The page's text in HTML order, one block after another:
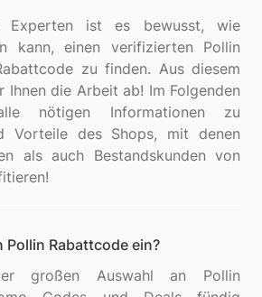
Experten ist es bewusst, wie
kann, einen verifizierten Pollin
zu finden. Aus diesem
Ihnen die Arbeit ab! Im Folgenden
nötigen Informationen zu
Vorteile des Shops, mit denen
als auch Bestandskunden von
Pollin Rabattcode ein?
großen Auswahl an Pollin